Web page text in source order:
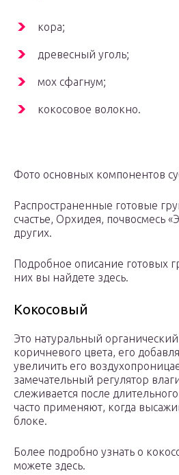
кора;
древесный уголь;
мох сфагнум;
кокосовое волокно.
Фото основных компонентов
Распространенные готовые
счастье, Орхидея, почвосмесь
других.
Подробное описание готовых
них вы найдете здесь.
Кокосовый
Это натуральный
коричневого цвета, его
увеличить его
замечательный регулятор
слеживается после
часто применяют, когда
блоке.
Более подробно узнать о
можете здесь.